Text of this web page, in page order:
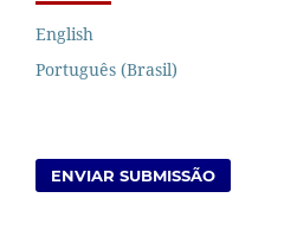
English
Português (Brasil)
ENVIAR SUBMISSÃO